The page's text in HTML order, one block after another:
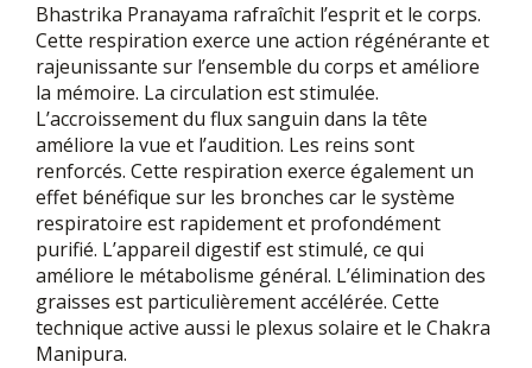
Bhastrika Pranayama rafraîchit l’esprit et le corps.
Cette respiration exerce une action régénérante et
rajeunissante sur l’ensemble du corps et améliore
la mémoire. La circulation est stimulée.
L’accroissement du flux sanguin dans la tête
améliore la vue et l’audition. Les reins sont
renforcés. Cette respiration exerce également un
effet bénéfique sur les bronches car le système
respiratoire est rapidement et profondément
purifié. L’appareil digestif est stimulé, ce qui
améliore le métabolisme général. L’élimination des
graisses est particulièrement accélérée. Cette
technique active aussi le plexus solaire et le Chakra
Manipura.